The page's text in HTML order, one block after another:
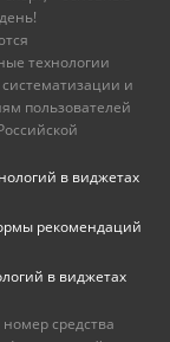
технологии
и
пользователей
в виджетах
рекомендаций
в виджетах
средства